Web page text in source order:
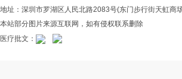
地址：深圳市罗湖区人民北路2083号(东门步行街天虹商
本站部分图片来源互联网，如有侵权联系删除
医疗批文：